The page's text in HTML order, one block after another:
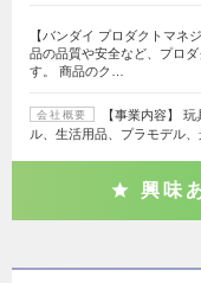
【バンダイ プロダクトマネ
品の品質や安全など、プロ
す。 商品のク…
会社概要
【事業内容】
ル、生活用品、プラモデル
興味